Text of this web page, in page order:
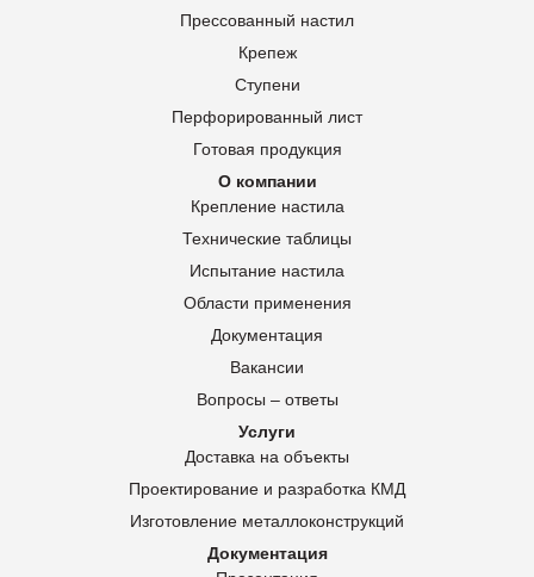
Прессованный настил
Крепеж
Ступени
Перфорированный лист
Готовая продукция
О компании
Крепление настила
Технические таблицы
Испытание настила
Области применения
Документация
Вакансии
Вопросы – ответы
Услуги
Доставка на объекты
Проектирование и разработка КМД
Изготовление металлоконструкций
Документация